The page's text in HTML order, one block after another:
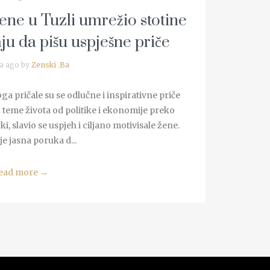
u Tuzli umrežio stotine
da pišu uspješne priče
ago byZenski .Ba
pričale su se odlučne i inspirativne priče
života od politike i ekonomije preko
slavio se uspjeh i ciljano motivisale žene.
jasna poruka d...
more →